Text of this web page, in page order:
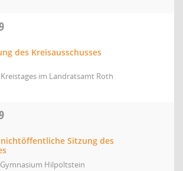
des Kreisausschusses
im Landratsamt Roth
Sitzung des
Gymnasium Hilpoltstein